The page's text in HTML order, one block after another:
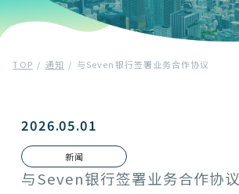
隐私政策
联系我们
TOP 通知 与Seven银行签署业务合作协议
2026.05.01
新闻
与Seven银行签署业务合作协议